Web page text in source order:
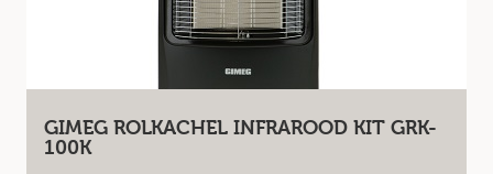
GIMEG ROLKACHEL INFRAROOD KIT GRK-
100K